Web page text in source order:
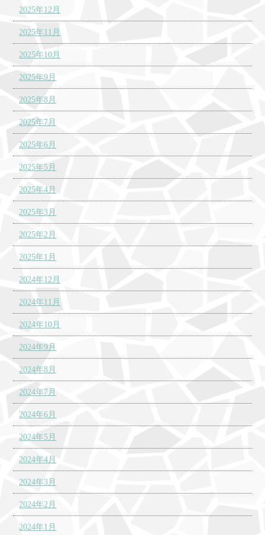
2025年12月
2025年11月
2025年10月
2025年9月
2025年8月
2025年7月
2025年6月
2025年5月
2025年4月
2025年3月
2025年2月
2025年1月
2024年12月
2024年11月
2024年10月
2024年9月
2024年8月
2024年7月
2024年6月
2024年5月
2024年4月
2024年3月
2024年2月
2024年1月